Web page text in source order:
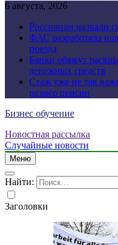
6 августа, 2026
Россиянам назвали
ФАС разработала
поезда
Банки обяжут
денежных средств
Стаж уже не так
размер пенсии
Бизнес обучение
Новостная рассылка
Случайные новости
Меню
Найти:
Заголовки